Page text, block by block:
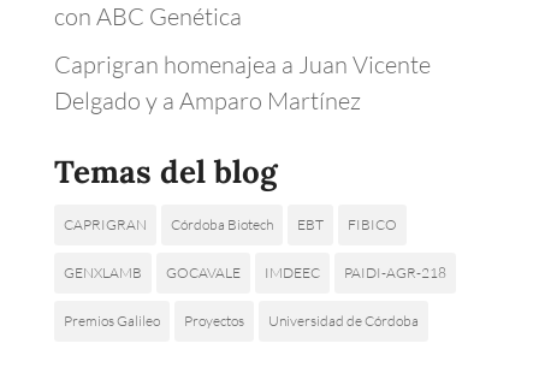
con ABC Genética
Caprigran homenajea a Juan Vicente
Delgado y a Amparo Martínez
Temas del blog
CAPRIGRAN Córdoba Biotech EBT FIBICO
GENXLAMB GOCAVALE IMDEEC PAIDI-AGR-218
Premios Galileo Proyectos Universidad de Córdoba